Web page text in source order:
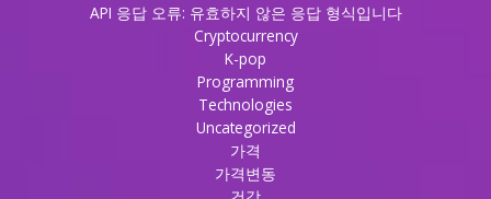
API 응답 오류: 유효하지 않은 응답 형식입니다
Cryptocurrency
K-pop
Programming
Technologies
Uncategorized
가격
가격변동